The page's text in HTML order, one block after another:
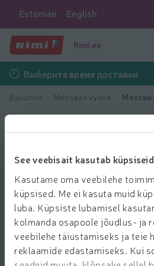
See veebisait kasutab küpsiseid
Kasutame oma veebilehe
küpsised. Me ei kasuta muid
luba. Küpsiste lubamisel
kolmanda osapoole jõudlus- ja
veebilehe täiustamiseks ja teie
reklaamide edastamiseks. Kui
Estonian English
Rimi.ee
Выберите время доставки
Бакалея Мировая кухня